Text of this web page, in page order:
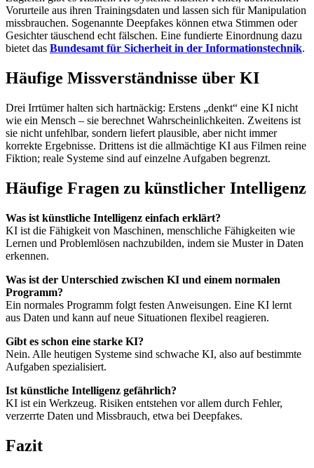
Vorurteile aus ihren Trainingsdaten und lassen sich für Manipulation
missbrauchen. Sogenannte Deepfakes können etwa Stimmen oder
Gesichter täuschend echt fälschen. Eine fundierte Einordnung dazu
bietet das Bundesamt für Sicherheit in der Informationstechnik.
Häufige Missverständnisse über KI
Drei Irrtümer halten sich hartnäckig: Erstens „denkt“ eine KI nicht
wie ein Mensch – sie berechnet Wahrscheinlichkeiten. Zweitens ist
sie nicht unfehlbar, sondern liefert plausible, aber nicht immer
korrekte Ergebnisse. Drittens ist die allmächtige KI aus Filmen reine
Fiktion; reale Systeme sind auf einzelne Aufgaben begrenzt.
Häufige Fragen zu künstlicher Intelligenz
Was ist künstliche Intelligenz einfach erklärt?
KI ist die Fähigkeit von Maschinen, menschliche Fähigkeiten wie
Lernen und Problemlösen nachzubilden, indem sie Muster in Daten
erkennen.
Was ist der Unterschied zwischen KI und einem normalen
Programm?
Ein normales Programm folgt festen Anweisungen. Eine KI lernt
aus Daten und kann auf neue Situationen flexibel reagieren.
Gibt es schon eine starke KI?
Nein. Alle heutigen Systeme sind schwache KI, also auf bestimmte
Aufgaben spezialisiert.
Ist künstliche Intelligenz gefährlich?
KI ist ein Werkzeug. Risiken entstehen vor allem durch Fehler,
verzerrte Daten und Missbrauch, etwa bei Deepfakes.
Fazit